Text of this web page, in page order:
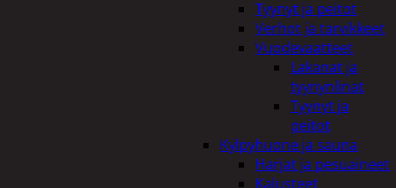
Tyynyt ja peitot
Verhot ja tarvikkeet
Vuodevaatteet
Lakanat ja
tyynynlinat
Tyynyt ja
peitot
Kylpyhuone ja sauna
Harjat ja pesuaineet
Kalusteet